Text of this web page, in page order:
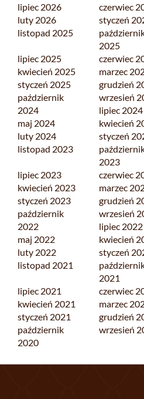
lipiec 2026 czerwiec
luty 2026
styczeń
listopad 2025
2025
lipiec 2025
czerwiec
kwiecień 2025
marzec
styczeń 2025
grudzień
październik
2024
wrzesień
lipiec 2024
maj 2024
kwiecień
luty 2024
styczeń
listopad 2023
2023
lipiec 2023
czerwiec
kwiecień 2023
marzec
styczeń 2023
grudzień
październik
2022
wrzesień
lipiec 2022
maj 2022
kwiecień
luty 2022
styczeń
listopad 2021
2021
lipiec 2021
czerwiec
kwiecień 2021
marzec
styczeń 2021
grudzień
październik
2020
wrzesień